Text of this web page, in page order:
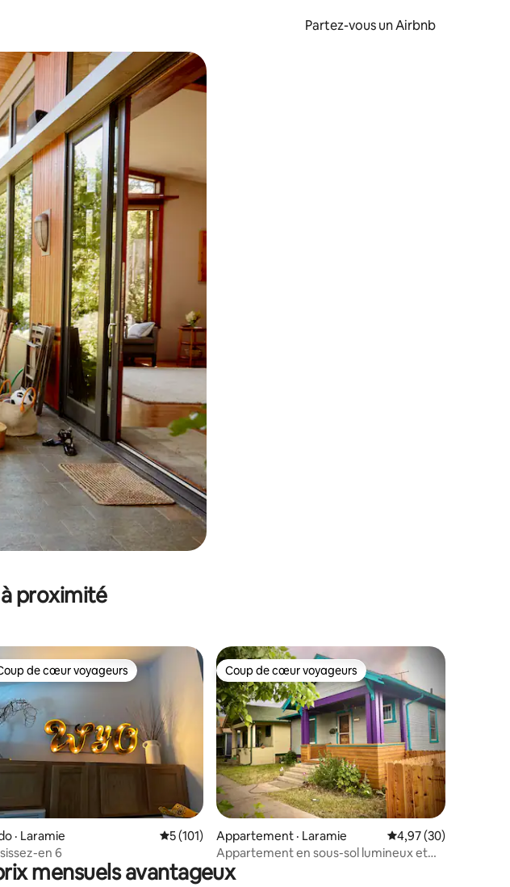
Partez-vous un Airbnb
ou en appuyant dessus et en les faisant glisser.
proximité
sur 5, 110 commentaires
de cœur voyageurs parmi les plus aimés
de cœur voyageurs
· Laramie Note moyenne de 5 sur 5, 101 commentaires
5 (101)
en 6
Coup de cœur voyageurs
Coup de cœur voyageurs
Appartement · Laramie Note moyenne de
4,97 (30)
Appartement en sous-sol lumineux et
confortable !
mensuels avantageux